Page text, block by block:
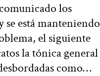
los
está manteniendo
el siguiente
la tónica general
como…